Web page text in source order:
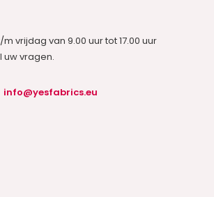
vrijdag van 9.00 uur tot 17.00 uur
vragen.
info@yesfabrics.eu